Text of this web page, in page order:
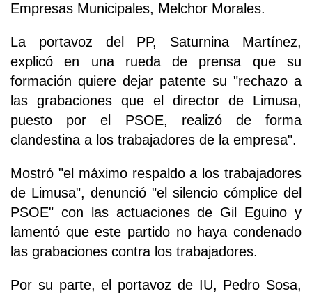
Empresas Municipales, Melchor Morales.
La portavoz del PP, Saturnina Martínez,
explicó en una rueda de prensa que su
formación quiere dejar patente su "rechazo a
las grabaciones que el director de Limusa,
puesto por el PSOE, realizó de forma
clandestina a los trabajadores de la empresa".
Mostró "el máximo respaldo a los trabajadores
de Limusa", denunció "el silencio cómplice del
PSOE" con las actuaciones de Gil Eguino y
lamentó que este partido no haya condenado
las grabaciones contra los trabajadores.
Por su parte, el portavoz de IU, Pedro Sosa,